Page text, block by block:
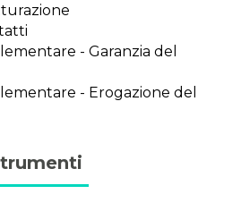
- Garanzia del
- Erogazione del